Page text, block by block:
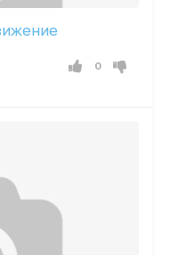
0